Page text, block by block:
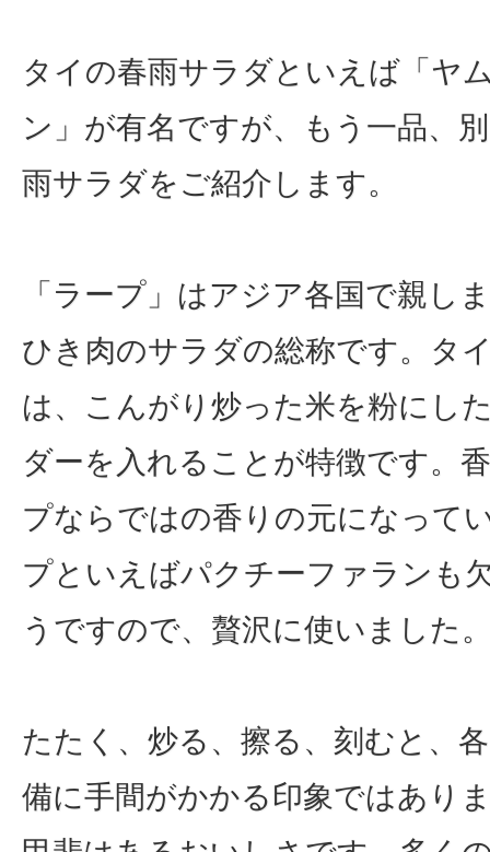
タイの春雨サラダといえば「ヤ
ン」が有名ですが、もう一品、
雨サラダをご紹介します。
「ラープ」はアジア各国で親し
ひき肉のサラダの総称です。タ
は、こんがり炒った米を粉にし
ダーを入れることが特徴です。
プならではの香りの元になって
プといえばパクチーファランも
うですので、贅沢に使いました
たたく、炒る、擦る、刻むと、
備に手間がかかる印象ではあり